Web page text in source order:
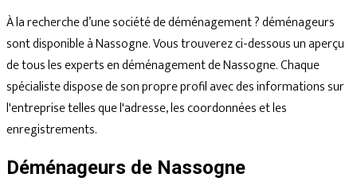
À la recherche d’une société de déménagement ? déménageurs
sont disponible à Nassogne. Vous trouverez ci-dessous un aperçu
de tous les experts en déménagement de Nassogne. Chaque
spécialiste dispose de son propre profil avec des informations sur
l'entreprise telles que l'adresse, les coordonnées et les
enregistrements.
Déménageurs de Nassogne